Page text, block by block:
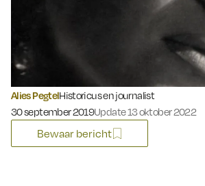
Alies PegtelHistoricus en journalist
Gepubliceerd op:
30 september 2019Update 13 oktober 2022
Bewaar bericht